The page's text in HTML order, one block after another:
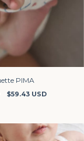
PIMA
$59.43 USD